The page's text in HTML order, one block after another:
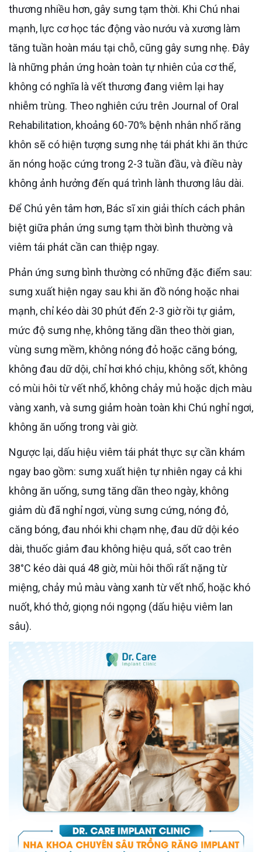
thương nhiều hơn, gây sưng tạm thời. Khi Chú nhai
mạnh, lực cơ học tác động vào nướu và xương làm
tăng tuần hoàn máu tại chỗ, cũng gây sưng nhẹ. Đây
là những phản ứng hoàn toàn tự nhiên của cơ thể,
không có nghĩa là vết thương đang viêm lại hay
nhiễm trùng. Theo nghiên cứu trên Journal of Oral
Rehabilitation, khoảng 60-70% bệnh nhân nhổ răng
khôn sẽ có hiện tượng sưng nhẹ tái phát khi ăn thức
ăn nóng hoặc cứng trong 2-3 tuần đầu, và điều này
không ảnh hưởng đến quá trình lành thương lâu dài.
Để Chú yên tâm hơn, Bác sĩ xin giải thích cách phân
biệt giữa phản ứng sưng tạm thời bình thường và
viêm tái phát cần can thiệp ngay.
Phản ứng sưng bình thường có những đặc điểm sau:
sưng xuất hiện ngay sau khi ăn đồ nóng hoặc nhai
mạnh, chỉ kéo dài 30 phút đến 2-3 giờ rồi tự giảm,
mức độ sưng nhẹ, không tăng dần theo thời gian,
vùng sưng mềm, không nóng đỏ hoặc căng bóng,
không đau dữ dội, chỉ hơi khó chịu, không sốt, không
có mùi hôi từ vết nhổ, không chảy mủ hoặc dịch màu
vàng xanh, và sưng giảm hoàn toàn khi Chú nghỉ ngơi,
không ăn uống trong vài giờ.
Ngược lại, dấu hiệu viêm tái phát thực sự cần khám
ngay bao gồm: sưng xuất hiện tự nhiên ngay cả khi
không ăn uống, sưng tăng dần theo ngày, không
giảm dù đã nghỉ ngơi, vùng sưng cứng, nóng đỏ,
căng bóng, đau nhói khi chạm nhẹ, đau dữ dội kéo
dài, thuốc giảm đau không hiệu quả, sốt cao trên
38°C kéo dài quá 48 giờ, mùi hôi thối rất nặng từ
miệng, chảy mủ màu vàng xanh từ vết nhổ, hoặc khó
nuốt, khó thở, giọng nói ngọng (dấu hiệu viêm lan
sâu).